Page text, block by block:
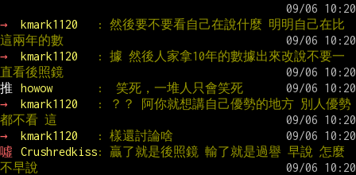
→ kmark1120
: 然後要不要看自己在說什麼 明明自己在比
這兩年的數
→
kmark1120
: 據 然後人家拿10年的數據出來改說不要一
直看後照鏡
推
howow
:  笑死，一堆人只會笑死
→
kmark1120
: ？？ 阿你就想講自己優勢的地方 別人優勢
都不看 這
→
kmark1120
: 樣還討論啥
噓
Crushredkiss: 贏了就是後照鏡 輸了就是過譽 早說 怎麼
不早說